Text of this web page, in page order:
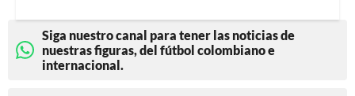
Siga nuestro canal para tener las noticias de
nuestras figuras, del fútbol colombiano e
internacional.